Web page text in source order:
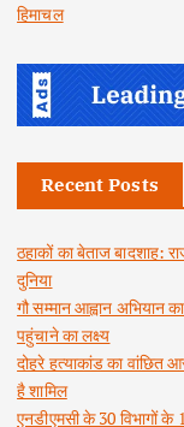
हिमाचल
Recent Posts
ठहाकों का बेताज बादशाह:
दुनिया
गौ सम्मान आह्वान अभियान
पहुंचाने का लक्ष्य
दोहरे हत्याकांड का वांछित
है शामिल
एनडीएमसी के 30 विभागों के